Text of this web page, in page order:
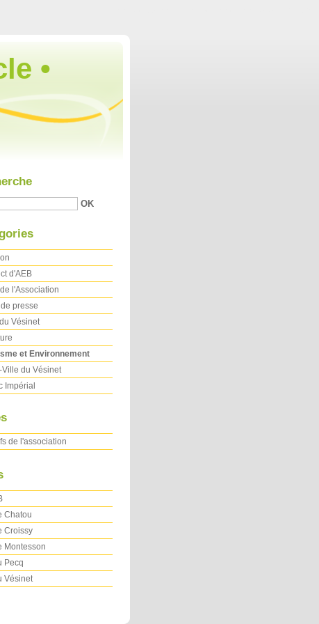
•
d'AEB
l'Association
presse
Vésinet
et Environnement
Ville du Vésinet
Impérial
de l'association
Chatou
Croissy
Montesson
Pecq
Vésinet